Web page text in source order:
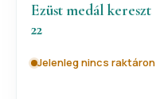
Ezüst medál kereszt
22
Jelenleg nincs raktáron